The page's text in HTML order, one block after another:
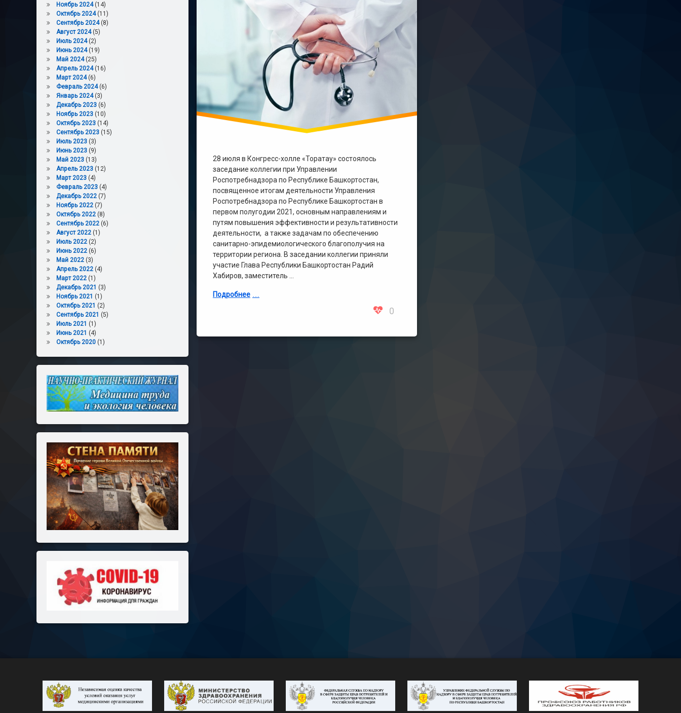
28 июля в Конгресс-холле «Торатау» состоялось
заседание коллегии при Управлении
Роспотребнадзора по Республике Башкортостан,
посвященное итогам деятельности Управления
Роспотребнадзора по Республике Башкортостан в
первом полугодии 2021, основным направлениям и
путям повышения эффективности и результативности
деятельности, а также задачам по обеспечению
санитарно-эпидемиологического благополучия на
территории региона. В заседании коллегии приняли
участие Глава Республики Башкортостан Радий
Хабиров, заместитель …
Подробнее
0
Ноябрь 2024(14)
Октябрь 2024(11)
Сентябрь 2024(8)
Август 2024(5)
Июль 2024(2)
Июнь 2024(19)
Май 2024(25)
Апрель 2024(16)
Март 2024(6)
Февраль 2024(6)
Январь 2024(3)
Декабрь 2023(6)
Ноябрь 2023(10)
Октябрь 2023(14)
Сентябрь 2023(15)
Июль 2023(3)
Июнь 2023(9)
Май 2023(13)
Апрель 2023(12)
Март 2023(4)
Февраль 2023(4)
Декабрь 2022(7)
Ноябрь 2022(7)
Октябрь 2022(8)
Сентябрь 2022(6)
Август 2022(1)
Июль 2022(2)
Июнь 2022(6)
Май 2022(3)
Апрель 2022(4)
Март 2022(1)
Декабрь 2021 (3)
Ноябрь 2021 (1)
Октябрь 2021 (2)
Сентябрь 2021 (5)
Июль 2021 (1)
Июнь 2021 (4)
Октябрь 2020(1)